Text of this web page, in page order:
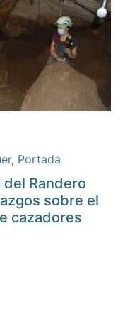
, Portada
del Randero
sobre el
cazadores